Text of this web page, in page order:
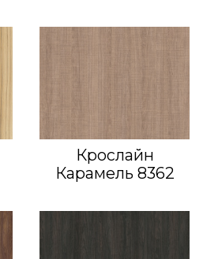
Крослайн
Карамель 8362